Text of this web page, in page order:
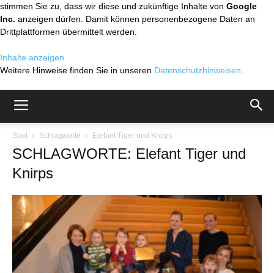
stimmen Sie zu, dass wir diese und zukünftige Inhalte von Google
Inc. anzeigen dürfen. Damit können personenbezogene Daten an
Drittplattformen übermittelt werden.
Inhalte anzeigen
Weitere Hinweise finden Sie in unseren Datenschutzhinweisen
Start Schlagworte Elefant Tiger und Knirps
SCHLAGWORTE: Elefant Tiger und
Knirps